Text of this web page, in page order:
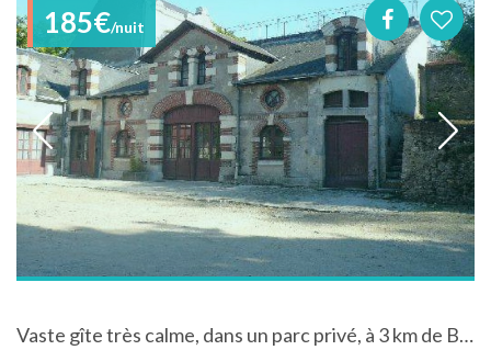
185€/nuit
Vaste gîte très calme, dans un parc privé, à 3 km de Blois, région des châteaux de la Loire